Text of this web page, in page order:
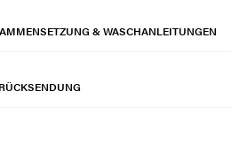
& WASCHANLEITUNGEN